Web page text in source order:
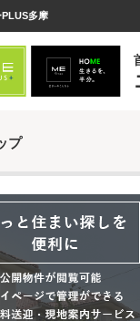
多摩
プ